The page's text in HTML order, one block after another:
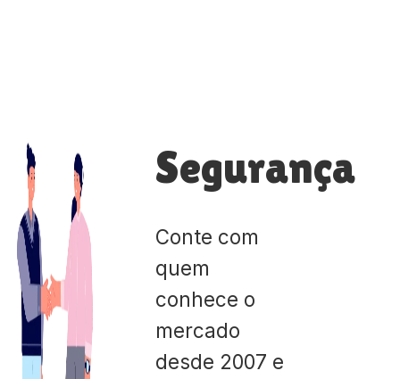
Segurança
Conte com
quem
conhece o
mercado
desde 2007 e